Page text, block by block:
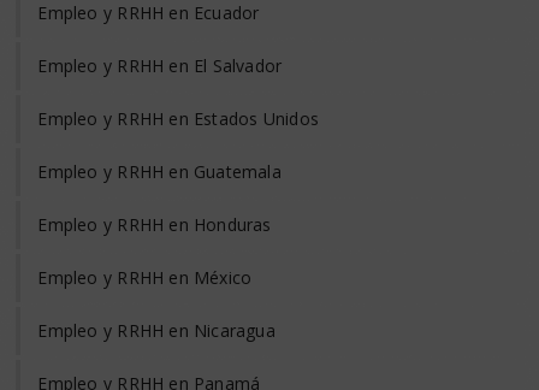
Empleo y RRHH en Ecuador
Empleo y RRHH en El Salvador
Empleo y RRHH en Estados Unidos
Empleo y RRHH en Guatemala
Empleo y RRHH en Honduras
Empleo y RRHH en México
Empleo y RRHH en Nicaragua
Empleo y RRHH en Panamá